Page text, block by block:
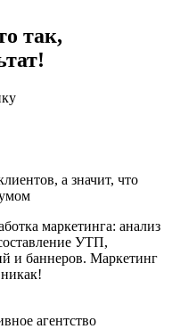
так,
а значит, что
маркетинга: анализ
УТП,
и баннеров. Маркетинг
агентство